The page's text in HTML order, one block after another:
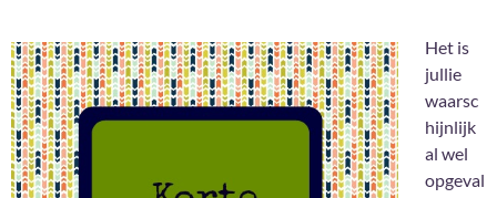
Het is
jullie
waarsc
hijnlijk
al wel
opgeval